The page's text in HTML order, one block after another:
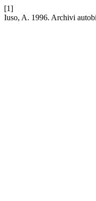
[1]
Iuso, A. 1996. Archivi